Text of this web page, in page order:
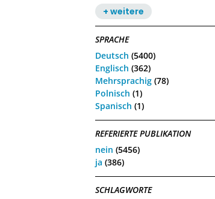
+ weitere
SPRACHE
Deutsch (5400)
Englisch (362)
Mehrsprachig (78)
Polnisch (1)
Spanisch (1)
REFERIERTE PUBLIKATION
nein (5456)
ja (386)
SCHLAGWORTE